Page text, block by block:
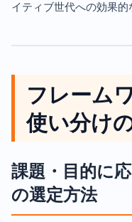
イティブ世代への効果的
フレーム
使い分け
課題・目的に
の選定方法